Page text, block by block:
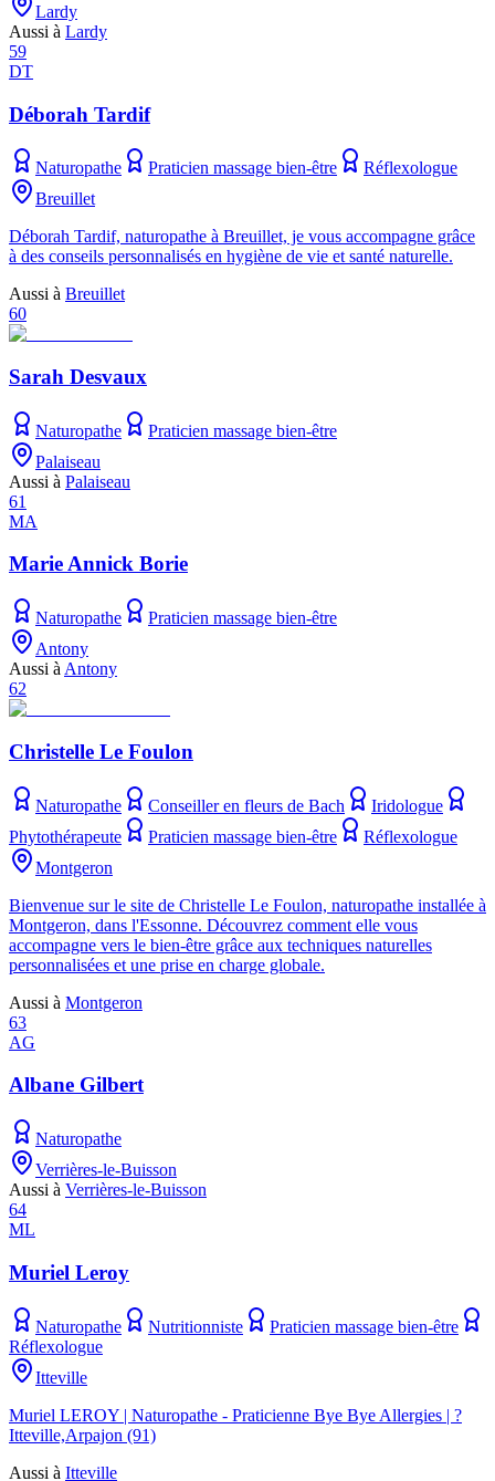
Lardy
Aussi à Lardy
59
DT
Déborah Tardif
Naturopathe Praticien massage bien-être
Réflexologue
Breuillet
Déborah Tardif, naturopathe à Breuillet, je vous accompagne grâce
à des conseils personnalisés en hygiène de vie et santé naturelle.
Aussi à Breuillet
60
Sarah Desvaux
Naturopathe
Praticien massage bien-être
Palaiseau
Aussi à Palaiseau
61
MA
Marie Annick Borie
Naturopathe
Praticien massage bien-être
Antony
Aussi à Antony
62
Christelle Le Foulon
Naturopathe Conseiller en fleurs de Bach
Iridologue
Phytothérapeute
Praticien massage bien-être
Réflexologue
Montgeron
Bienvenue sur le site de Christelle Le Foulon, naturopathe installée à
Montgeron, dans l'Essonne. Découvrez comment elle vous
accompagne vers le bien-être grâce aux techniques naturelles
personnalisées et une prise en charge globale.
Aussi à Montgeron
63
AG
Albane Gilbert
Naturopathe
Verrières-le-Buisson
Aussi à Verrières-le-Buisson
64
ML
Muriel Leroy
Naturopathe Nutritionniste
Praticien massage bien-être
Réflexologue
Itteville
Muriel LEROY | Naturopathe - Praticienne Bye Bye Allergies | ?
Itteville,Arpajon (91)
Aussi à Itteville